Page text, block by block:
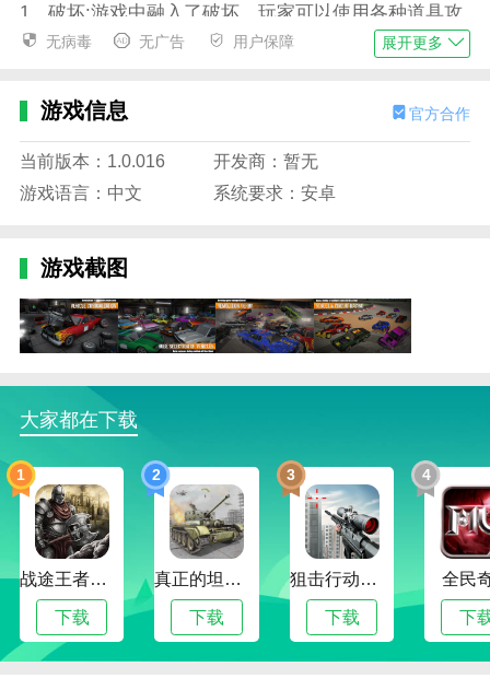
1。破坏:游戏中融入了破坏，玩家可以使用各种道具攻
击对手，增加了游戏的激烈程度。
己的汽车进行改装，提高性能和外观。
3。多人模式:游戏支持多人在线对战，玩家可以与来自
世界各地的对手进行对战。
冲撞赛车3游戏优势
1。画面精致:游戏采用了高质量的图形，赛车和赛道的
细节都非常精致，给玩家带来了逼真的视觉体验。
2。操作流畅:游戏操控简单易用，玩家可以快速熟悉操
作，享受赛车的乐趣。
中交流思想，分享技能，互相帮助。
4。公平竞争:游戏讲究公平竞争。通过严格的反作弊措
施和匹配制度，保证玩家在公平的环境下进行游戏。
冲撞赛车3游戏回顾
冲撞赛车3是一款融合了破坏性玩法的赛车游戏，带给
玩家前所未有的赛车体验。无论你是赛车玩家还是破坏
无病毒 无广告 用户保障 展开更多
游戏信息 官方合作
当前版本：1.0.016
开发商：暂无
游戏语言：中文
系统要求：安卓
游戏截图
大家都在下载
1
战途王者最新版
下载
2
真正的坦克大战
下载
3
狙击行动代号猎鹰
下载
4
全民
下